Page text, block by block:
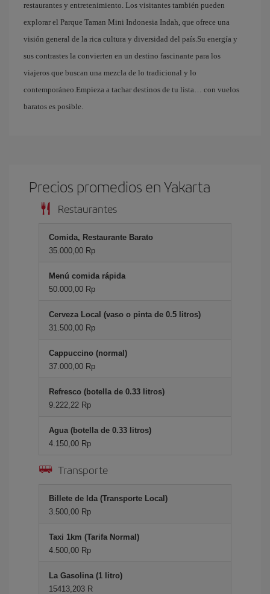
restaurantes y entretenimiento. Los visitantes también pueden
explorar el Parque Taman Mini Indonesia Indah, que ofrece una
visión general de la rica cultura y diversidad del país.Su energía y
sus contrastes la convierten en un destino fascinante para los
viajeros que buscan una mezcla de lo tradicional y lo
contemporáneo.Empieza a tachar destinos de tu lista… con vuelos
baratos es posible.
Precios promedios en Yakarta
Restaurantes
Comida, Restaurante Barato
35.000,00 Rp
Menú comida rápida
50.000,00 Rp
Cerveza Local (vaso o pinta de 0.5 litros)
31.500,00 Rp
Cappuccino (normal)
37.000,00 Rp
Refresco (botella de 0.33 litros)
9.222,22 Rp
Agua (botella de 0.33 litros)
4.150,00 Rp
Transporte
Billete de Ida (Transporte Local)
3.500,00 Rp
Taxi 1km (Tarifa Normal)
4.500,00 Rp
La Gasolina (1 litro)
15413,203 R